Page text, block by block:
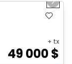
Next
+ tx
49 000$